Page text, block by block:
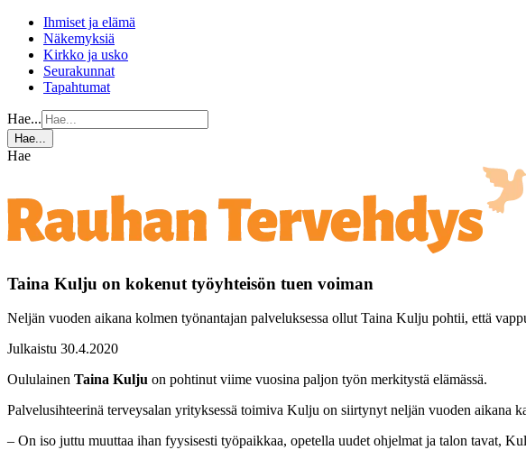
Ihmiset ja elämä
Näkemyksiä
Kirkko ja usko
Seurakunnat
Tapahtumat
Hae...
Hae...
Hae
Taina Kulju on kokenut työyhteisön tuen voiman
Neljän vuoden aikana kolmen työnantajan palveluksessa ollut Taina Kulju pohtii, että
Julkaistu 30.4.2020
Oululainen Taina Kulju on pohtinut viime vuosina paljon työn merkitystä elämässä.
Palvelusihteerinä terveysalan yrityksessä toimiva Kulju on siirtynyt neljän vuoden aikana
– On iso juttu muuttaa ihan fyysisesti työpaikkaa, opetella uudet ohjelmat ja talon tavat,